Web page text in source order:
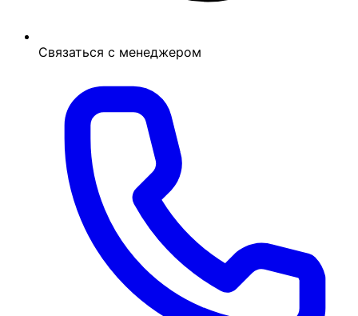
Связаться с менеджером